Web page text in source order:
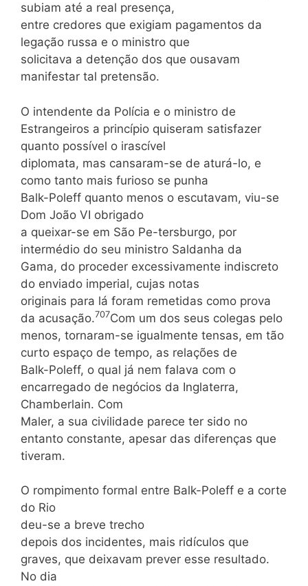
subiam até a real presença,
entre credores que exigiam pagamentos da
legação russa e o ministro que
solicitava a detenção dos que ousavam
manifestar tal pretensão.
O intendente da Polícia e o ministro de
Estrangeiros a princípio quiseram satisfazer
quanto possível o irascível
diplomata, mas cansaram-se de aturá-lo, e
como tanto mais furioso se punha
Balk-Poleff quanto menos o escutavam, viu-se
Dom João VI obrigado
a queixar-se em São Pe-tersburgo, por
intermédio do seu ministro Saldanha da
Gama, do proceder excessivamente indiscreto
do enviado imperial, cujas notas
originais para lá foram remetidas como prova
da acusação.707Com um dos seus colegas pelo
menos, tornaram-se igualmente tensas, em tão
curto espaço de tempo, as relações de
Balk-Poleff, o qual já nem falava com o
encarregado de negócios da Inglaterra,
Chamberlain. Com
Maler, a sua civilidade parece ter sido no
entanto constante, apesar das diferenças que
tiveram.
O rompimento formal entre Balk-Poleff e a corte
do Rio
deu-se a breve trecho
depois dos incidentes, mais ridículos que
graves, que deixavam prever esse resultado.
No dia